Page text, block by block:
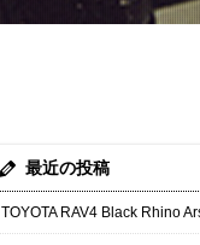
最近の投稿
TOYOTA RAV4 Black Rhino